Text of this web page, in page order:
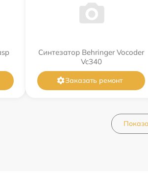
Синтезатор Behringer Vocoder
Vc340
Заказать ремонт